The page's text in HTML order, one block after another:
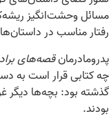
مسائل وحشت‌انگیز
رفتار مناسب در
پدرومادرمانقصه‌های
چه کتابی قرار است به
گذشته بود: بچه‌ها
بودند.